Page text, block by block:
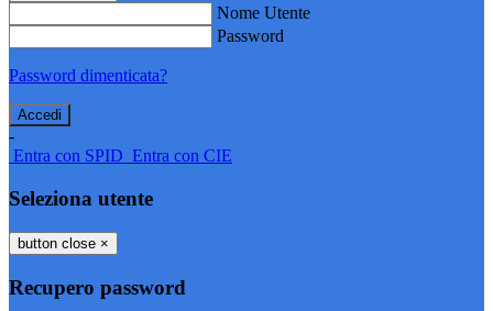
Nome Utente
Password
Password dimenticata?
-
Entra con SPID Entra con CIE
Seleziona utente
button close ×
Recupero password